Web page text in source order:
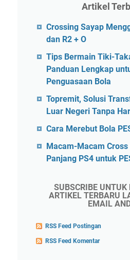
Artikel
Crossing Sayap
dan R2 + O
Tips Bermain Tiki-
Panduan Lengkap
Penguasaan Bola
Topremit, Solusi
Luar Negeri Tanpa
Cara Merebut Bola
Macam-Macam
Panjang PS4 untuk
SUBSCRIBE UNTUK
ARTIKEL TERBARU
EMAIL
RSS Feed Postingan
RSS Feed Komentar